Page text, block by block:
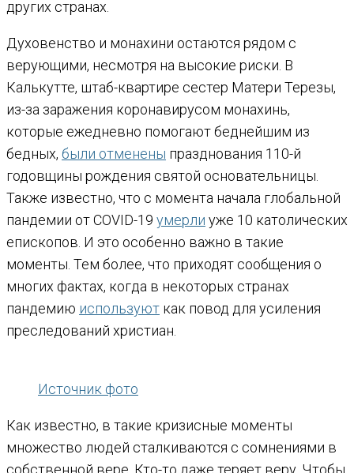
других странах.
Духовенство и монахини остаются рядом с
верующими, несмотря на высокие риски. В
Калькутте, штаб-квартире сестер Матери Терезы,
из-за заражения коронавирусом монахинь,
которые ежедневно помогают беднейшим из
бедных, были отменены празднования 110-й
годовщины рождения святой основательницы.
Также известно, что с момента начала глобальной
пандемии от COVID-19 умерли уже 10 католических
епископов. И это особенно важно в такие
моменты. Тем более, что приходят сообщения о
многих фактах, когда в некоторых странах
пандемию используют как повод для усиления
преследований христиан.
Источник фото
Как известно, в такие кризисные моменты
множество людей сталкиваются с сомнениями в
собственной вере. Кто-то даже теряет веру. Чтобы